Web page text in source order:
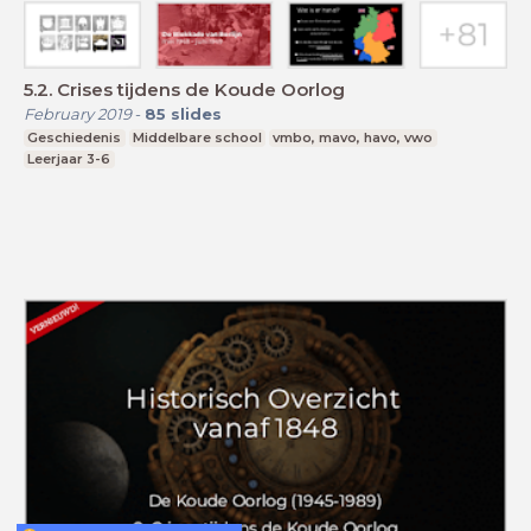
5.2. Crises tijdens de Koude Oorlog
February 2019- 85 slides
Geschiedenis Middelbare school
vmbo, mavo, havo, vwo
Leerjaar 3-6